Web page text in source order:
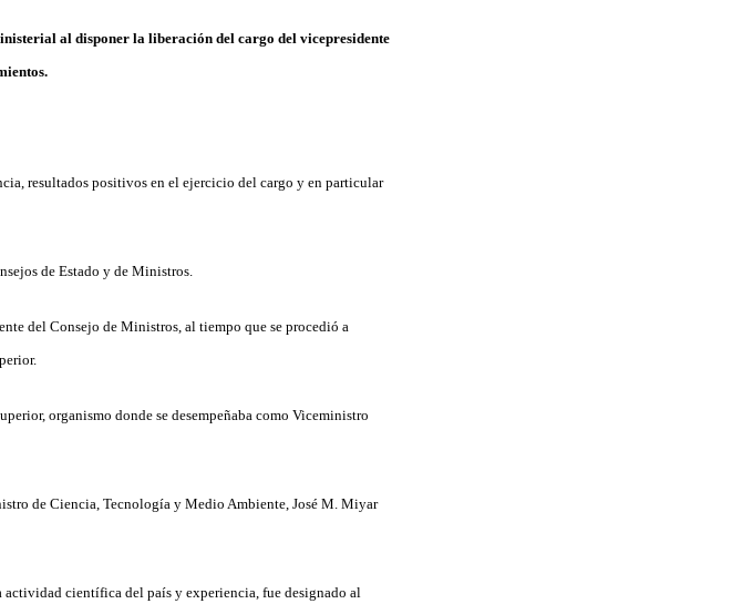
al disponer la liberación del cargo del vicepresidente
resultados positivos en el ejercicio del cargo y en particular
de Estado y de Ministros.
del Consejo de Ministros, al tiempo que se procedió a
organismo donde se desempeñaba como Viceministro
de Ciencia, Tecnología y Medio Ambiente, José M. Miyar
científica del país y experiencia, fue designado al